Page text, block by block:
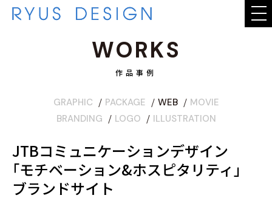
WORKS
作品事例
GRAPHIC PACKAGE WEB
MOVIE
BRANDING
LOGO ILLUSTRATION
JTBコミュニケーションデザイン
｢モチベーション&ホスピタリティ｣
ブランドサイト
WHAT WE DO
WORKS
COMPANY